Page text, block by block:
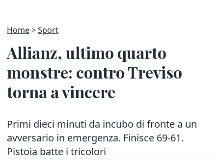
Home Sport
Allianz, ultimo quarto
monstre: contro Treviso
torna a vincere
Primi dieci minuti da incubo di fronte a un
avversario in emergenza. Finisce 69-61.
Pistoia batte i tricolori